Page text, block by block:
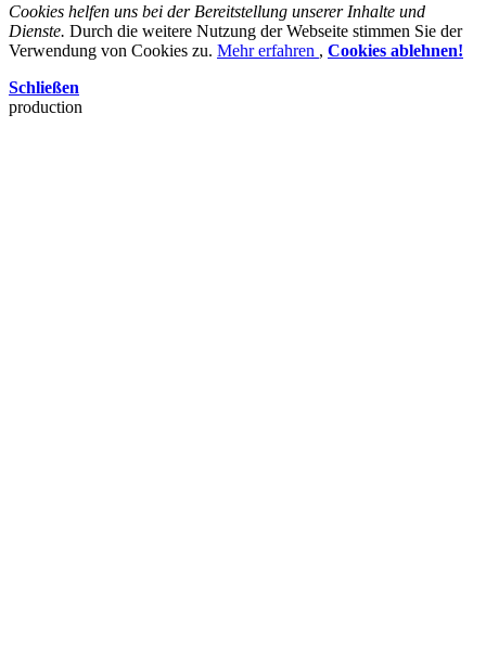
Cookies helfen uns bei der Bereitstellung unserer Inhalte und
Dienste. Durch die weitere Nutzung der Webseite stimmen Sie der
Verwendung von Cookies zu. Mehr erfahren , Cookies ablehnen!
Schließen
production